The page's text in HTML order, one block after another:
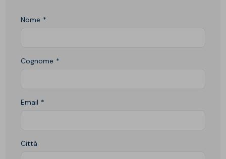
Nome
Cognome
Email
Città